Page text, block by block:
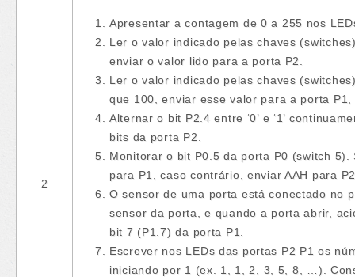
2
Apresentar a contagem de 0 a 255 nos
Ler o valor indicado pelas chaves
enviar o valor lido para a porta P2.
Ler o valor indicado pelas chaves
que 100, enviar esse valor para a porta
Alternar o bit P2.4 entre ‘0’ e ‘1’
bits da porta P2.
Monitorar o bit P0.5 da porta P0 (switch 5).
para P1, caso contrário, enviar AAH para
O sensor de uma porta está conectado no
sensor da porta, e quando a porta abrir,
bit 7 (P1.7) da porta P1.
Escrever nos LEDs das portas P2 P1 os
iniciando por 1 (ex. 1, 1, 2, 3, 5, 8, …).